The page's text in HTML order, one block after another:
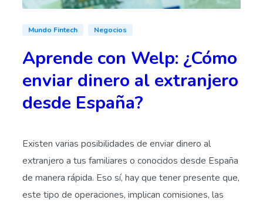
Mundo Fintech Negocios
Aprende con Welp: ¿Cómo
enviar dinero al extranjero
desde España?
Existen varias posibilidades de enviar dinero al
extranjero a tus familiares o conocidos desde España
de manera rápida. Eso sí, hay que tener presente que,
este tipo de operaciones, implican comisiones, las